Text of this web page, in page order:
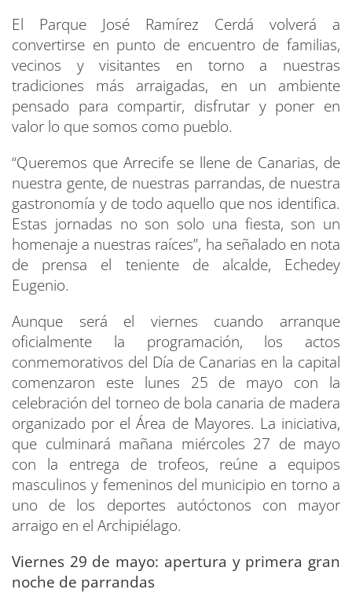
El Parque José Ramírez Cerdá volverá a
convertirse en punto de encuentro de familias,
vecinos y visitantes en torno a nuestras
tradiciones más arraigadas, en un ambiente
pensado para compartir, disfrutar y poner en
valor lo que somos como pueblo.
“Queremos que Arrecife se llene de Canarias, de
nuestra gente, de nuestras parrandas, de nuestra
gastronomía y de todo aquello que nos identifica.
Estas jornadas no son solo una fiesta, son un
homenaje a nuestras raíces”, ha señalado en nota
de prensa el teniente de alcalde, Echedey
Eugenio.
Aunque será el viernes cuando arranque
oficialmente la programación, los actos
conmemorativos del Día de Canarias en la capital
comenzaron este lunes 25 de mayo con la
celebración del torneo de bola canaria de madera
organizado por el Área de Mayores. La iniciativa,
que culminará mañana miércoles 27 de mayo
con la entrega de trofeos, reúne a equipos
masculinos y femeninos del municipio en torno a
uno de los deportes autóctonos con mayor
arraigo en el Archipiélago.
Viernes 29 de mayo: apertura y primera gran
noche de parrandas